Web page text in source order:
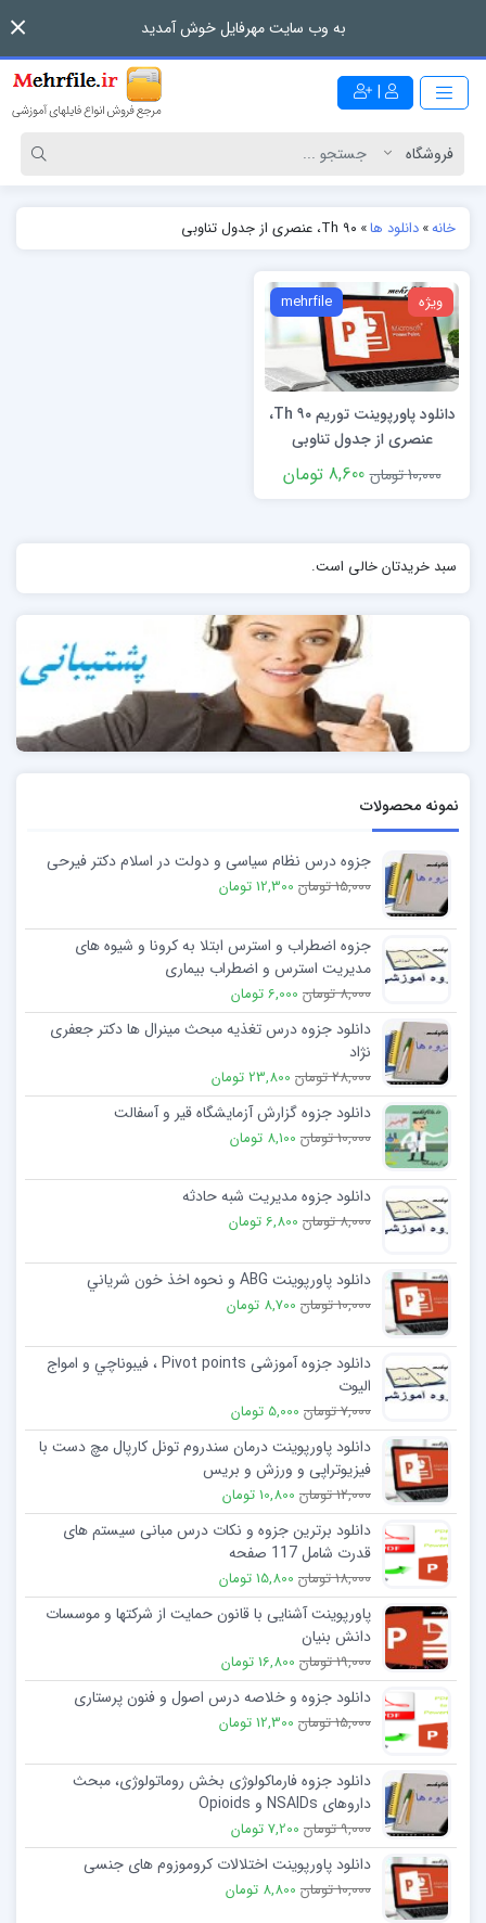
به وب سایت مهرفایل خوش آمدید
|
خانه»دانلود ها» Th ۹۰، عنصری از جدول تناوبی
ویژه mehrfile
دانلود پاورپوینت توریم Th ۹۰،
عنصری از جدول تناوبی
10,000 تومان
8,600 تومان
سبد خریدتان خالی است.
نمونه محصولات
جزوه درس نظام سیاسی و دولت در اسلام دکتر فیرحی
15,000 تومان 12,300 تومان
جزوه اضطراب و استرس ابتلا به کرونا و شیوه های
مدیریت استرس و اضطراب بیماری
8,000 تومان 6,000 تومان
دانلود جزوه درس تغذیه مبحث مینرال ها دکتر جعفری
نژاد
28,000 تومان 23,800 تومان
دانلود جزوه گزارش آزمایشگاه قیر و آسفالت
10,000 تومان 8,100 تومان
دانلود جزوه مدیریت شبه حادثه
8,000 تومان 6,800 تومان
دانلود پاورپوینت ABG و نحوه اخذ خون شرياني
10,000 تومان 8,700 تومان
دانلود جزوه آموزشی Pivot points ، فيبوناچي و امواج
اليوت
7,000 تومان 5,000 تومان
دانلود پاورپوینت درمان سندروم تونل کارپال مچ دست با
فیزیوتراپی و ورزش و بریس
12,000 تومان 10,800 تومان
دانلود برترین جزوه و نکات درس مبانی سیستم های
قدرت شامل 117 صفحه
18,000 تومان 15,800 تومان
پاورپوینت آشنایی با قانون حمایت از شرکتها و موسسات
دانش بنیان
19,000 تومان 16,800 تومان
دانلود جزوه و خلاصه درس اصول و فنون پرستاری
15,000 تومان 12,300 تومان
دانلود جزوه فارماکولوژی بخش روماتولوژی، مبحث
داروهای NSAIDs و Opioids
9,000 تومان 7,200 تومان
دانلود پاورپوینت اختلالات کروموزوم های جنسی
10,000 تومان 8,800 تومان